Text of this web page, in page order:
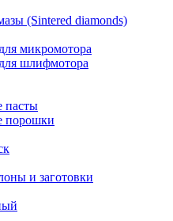
(Sintered diamonds)
микромотора
шлифмотора
пасты
порошки
и заготовки